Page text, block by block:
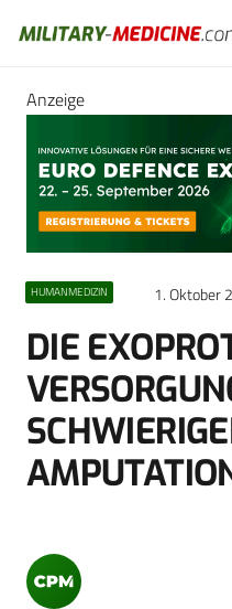
Anzeige
HUMANMEDIZIN 1. Oktober
DIE